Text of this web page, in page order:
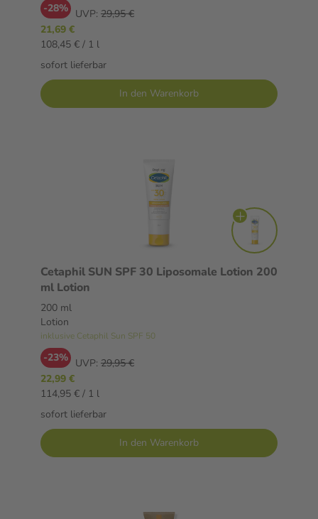
-28% UVP: 29,95 €
21,69 €
108,45 € / 1 l
sofort lieferbar
In den Warenkorb
Cetaphil SUN SPF 30 Liposomale Lotion 200
ml Lotion
200 ml
Lotion
inklusive Cetaphil Sun SPF 50
-23% UVP: 29,95 €
22,99 €
114,95 € / 1 l
sofort lieferbar
In den Warenkorb